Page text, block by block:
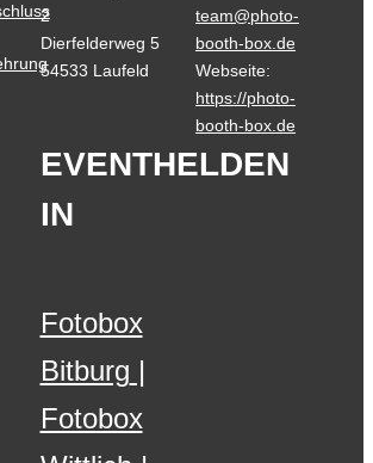
2
Dierfelderweg 5
54533 Laufeld
team@photo-
booth-box.de
Webseite:
https://photo-
booth-box.de
EVENTHELDEN
IN
Fotobox
Bitburg
Fotobox